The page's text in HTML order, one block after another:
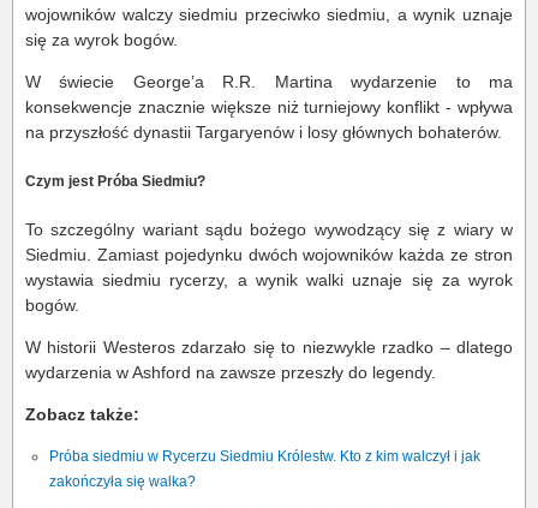
wojowników walczy siedmiu przeciwko siedmiu, a wynik uznaje
się za wyrok bogów.
W świecie George’a R.R. Martina wydarzenie to ma
konsekwencje znacznie większe niż turniejowy konflikt - wpływa
na przyszłość dynastii Targaryenów i losy głównych bohaterów.
Czym jest Próba Siedmiu?
To szczególny wariant sądu bożego wywodzący się z wiary w
Siedmiu. Zamiast pojedynku dwóch wojowników każda ze stron
wystawia siedmiu rycerzy, a wynik walki uznaje się za wyrok
bogów.
W historii Westeros zdarzało się to niezwykle rzadko – dlatego
wydarzenia w Ashford na zawsze przeszły do legendy.
Zobacz także:
Próba siedmiu w Rycerzu Siedmiu Królestw. Kto z kim walczył i jak
zakończyła się walka?